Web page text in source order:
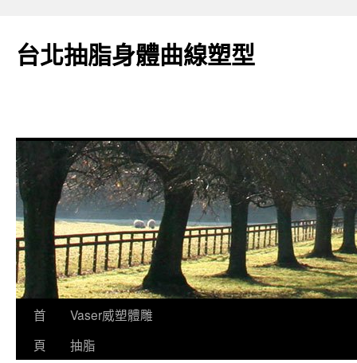
台北抽脂身體曲線塑型
跳首
頁
Vaser威塑體雕
抽脂